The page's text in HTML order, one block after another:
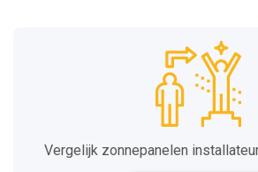
Vergelijk zonnepanelen